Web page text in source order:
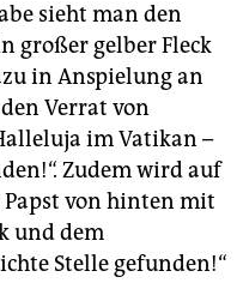
sieht man den
großer gelber Fleck
in Anspielung an
Verrat von
im Vatikan –
Zudem wird auf
Papst von hinten mit
und dem
Stelle gefunden!“